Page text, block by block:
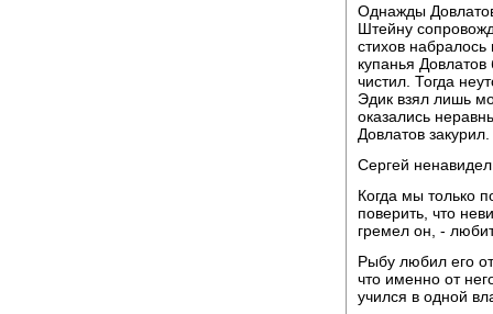
Однажды
Штейну
стихов
купанья Довлатов
чистил. Тогда
Эдик взял лишь
оказались
Довлатов закурил.
Сергей
Когда мы только
поверить, что
гремел он, -
Рыбу любил его
что именно от
учился в одной